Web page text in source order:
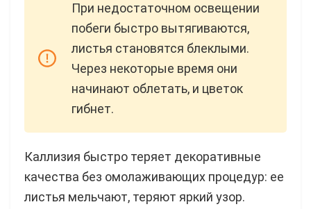
При недостаточном освещении
побеги быстро вытягиваются,
листья становятся блеклыми.
Через некоторые время они
начинают облетать, и цветок
гибнет.
Каллизия быстро теряет декоративные
качества без омолаживающих процедур: ее
листья мельчают, теряют яркий узор.